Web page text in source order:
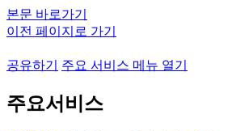
본문 바로가기
이전 페이지로 가기
공유하기 주요 서비스 메뉴 열기
주요서비스